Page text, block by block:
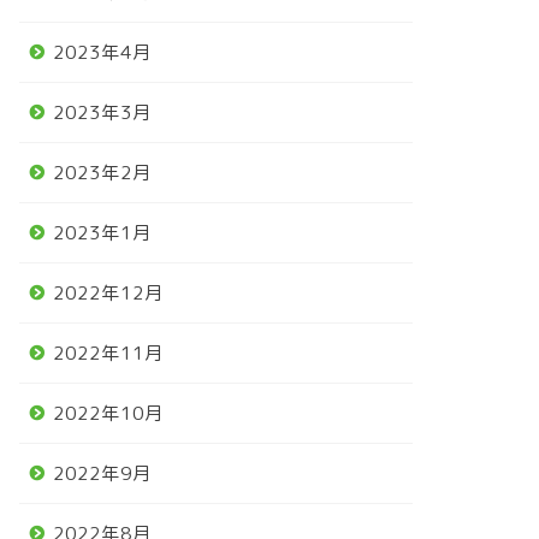
2023年4月
2023年3月
2023年2月
2023年1月
2022年12月
2022年11月
2022年10月
2022年9月
2022年8月